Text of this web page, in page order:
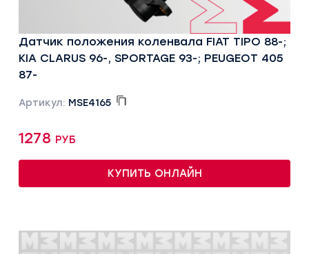
Датчик положения коленвала FIAT TIPO 88-;
KIA CLARUS 96-, SPORTAGE 93-; PEUGEOT 405
87-
Артикул: MSE4165
1278 руб
КУПИТЬ ОНЛАЙН